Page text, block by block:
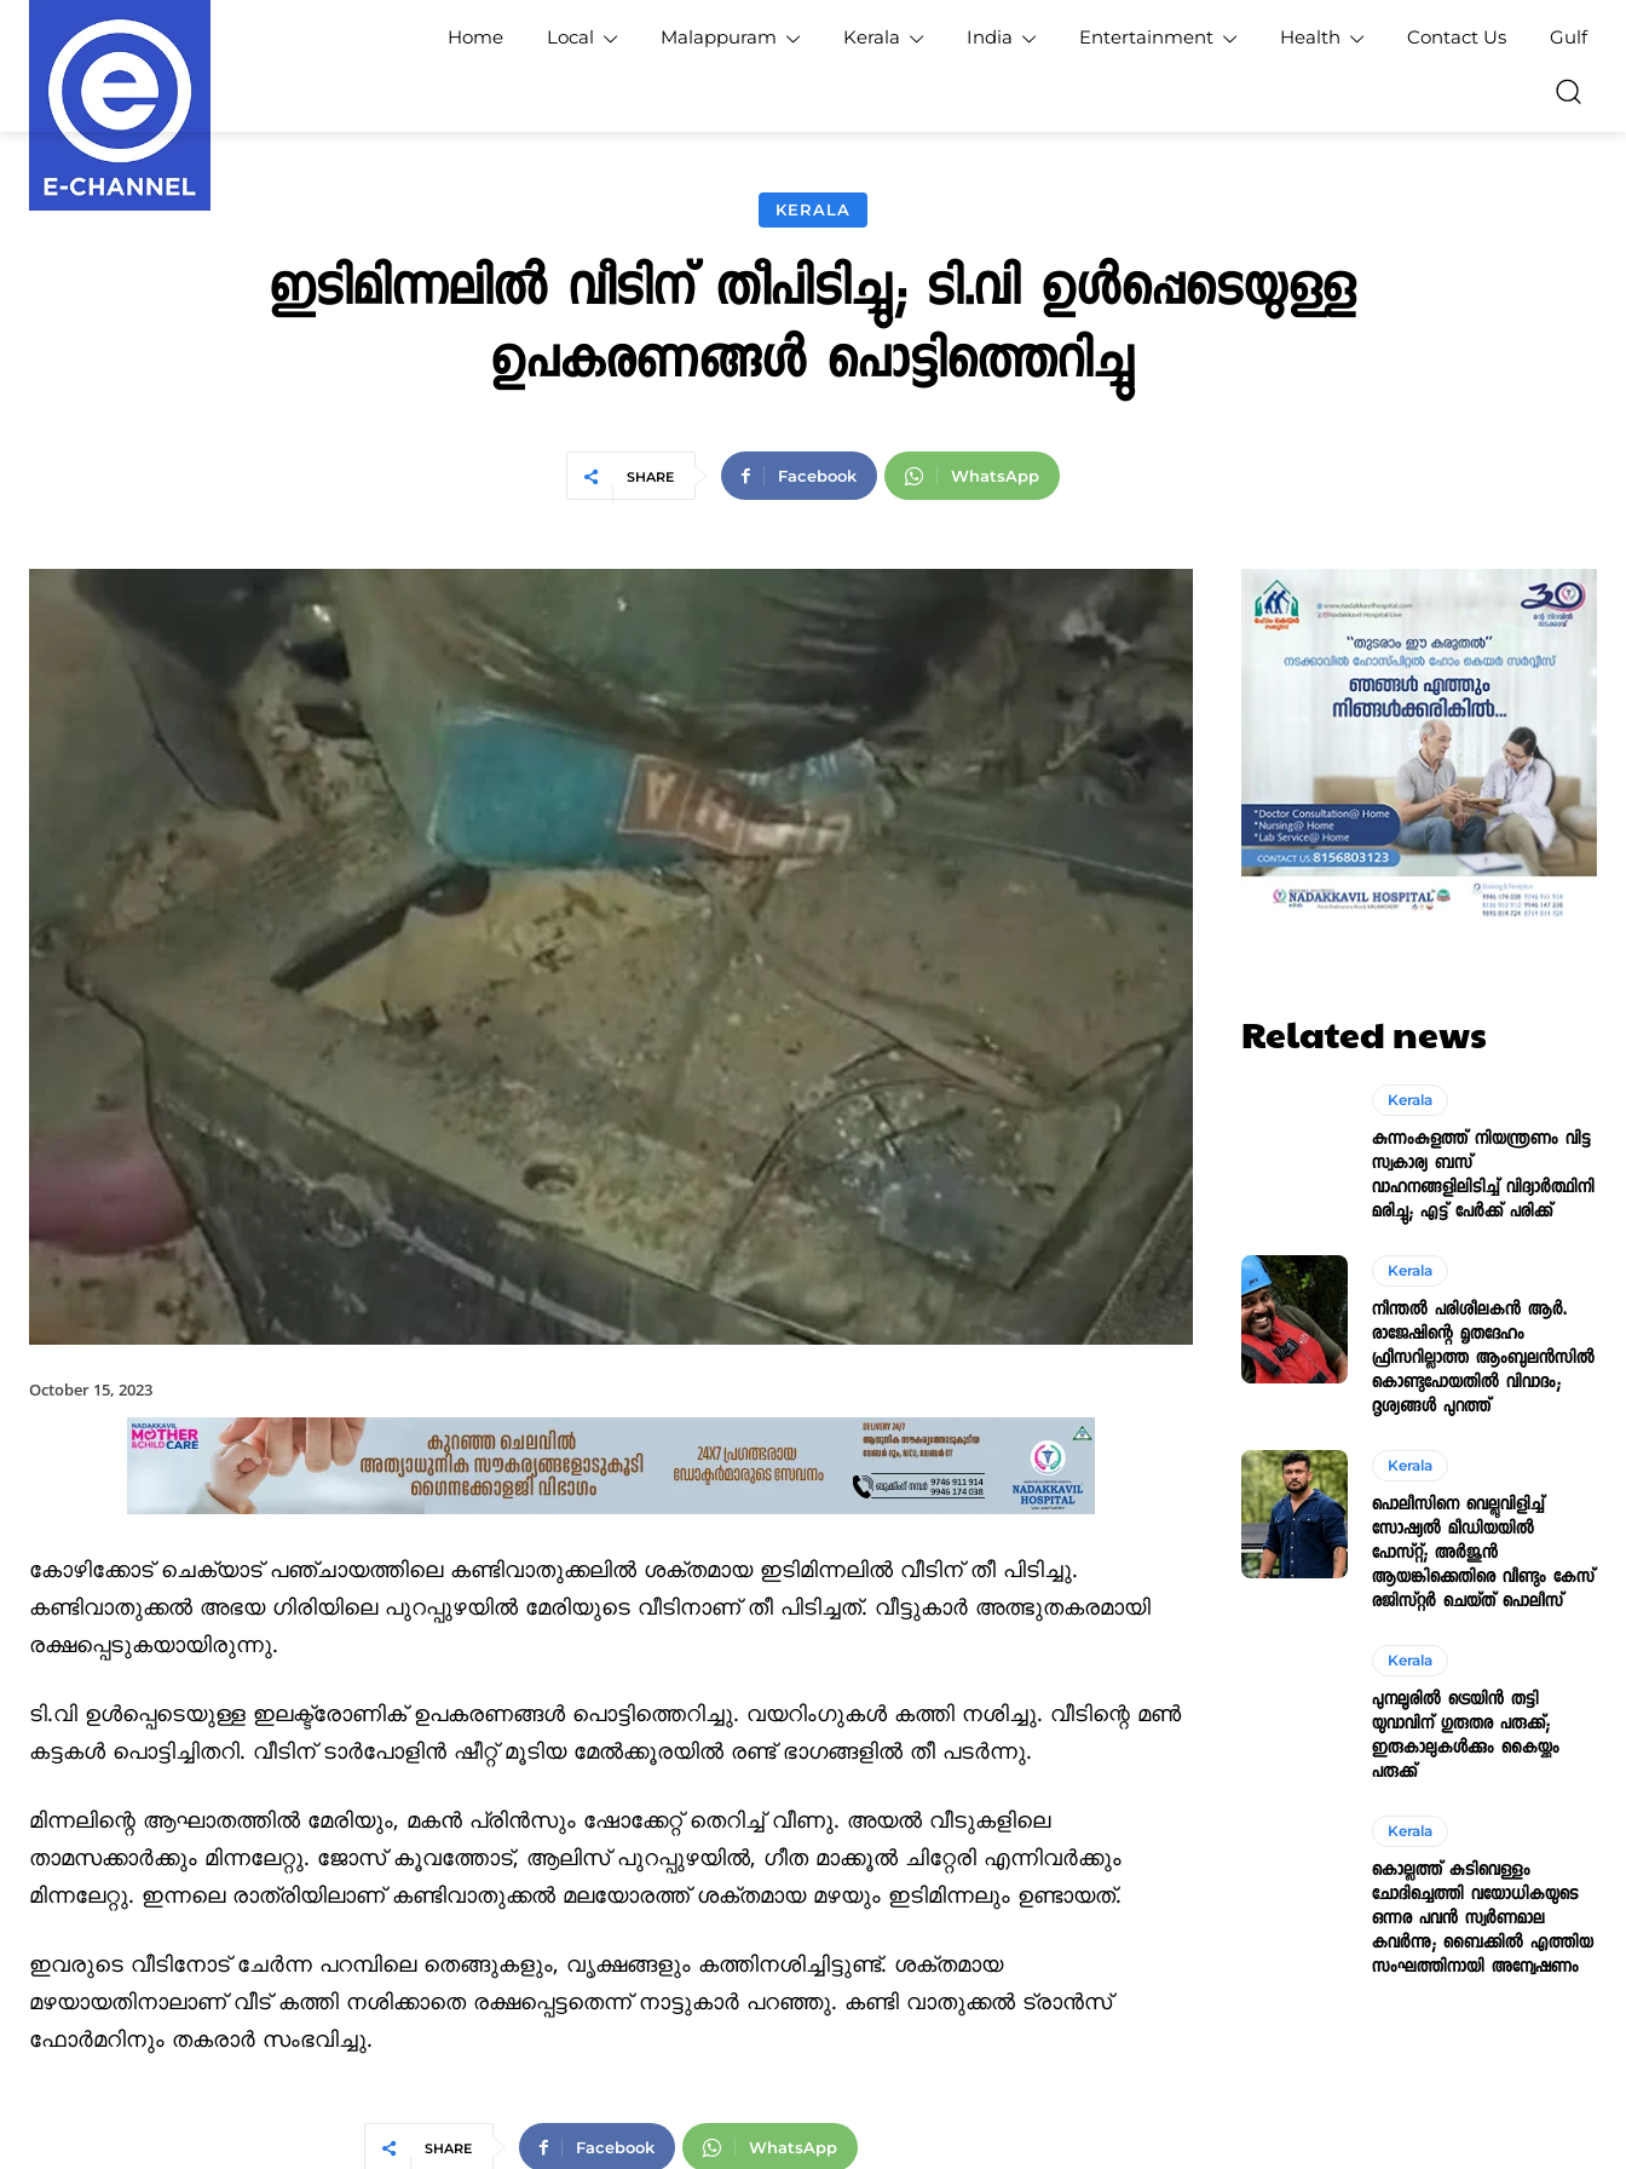
Home Local Malappuram Kerala India Entertainment Health Contact Us Gulf
KERALA
ഇടിമിന്നലില്‍ വീടിന് തീപിടിച്ചു; ടി.വി ഉള്‍പ്പെടെയുള്ള
ഉപകരണങ്ങള്‍ പൊട്ടിത്തെറിച്ചു
SHARE Facebook WhatsApp
October 15, 2023
കോഴിക്കോട് ചെക്യാട് പഞ്ചായത്തിലെ കണ്ടിവാതുക്കലില്‍ ശക്തമായ ഇടിമിന്നലില്‍ വീടിന് തീ പിടിച്ചു.
കണ്ടിവാതുക്കല്‍ അഭയ ഗിരിയിലെ പുറപ്പുഴയില്‍ മേരിയുടെ വീടിനാണ് തീ പിടിച്ചത്. വീട്ടുകാര്‍ അത്ഭുതകരമായി
രക്ഷപ്പെടുകയായിരുന്നു.
ടി.വി ഉള്‍പ്പെടെയുള്ള ഇലക്ട്രോണിക് ഉപകരണങ്ങള്‍ പൊട്ടിത്തെറിച്ചു. വയറിംഗുകള്‍ കത്തി നശിച്ചു. വീടിന്റെ മണ്‍
കട്ടകള്‍ പൊട്ടിച്ചിതറി. വീടിന് ടാര്‍പോളിന്‍ ഷീറ്റ് മൂടിയ മേല്‍ക്കൂരയില്‍ രണ്ട് ഭാഗങ്ങളില്‍ തീ പടര്‍ന്നു.
മിന്നലിന്റെ ആഘാതത്തില്‍ മേരിയും, മകന്‍ പ്രിന്‍സും ഷോക്കേറ്റ് തെറിച്ച് വീണു. അയല്‍ വീടുകളിലെ
താമസക്കാര്‍ക്കും മിന്നലേറ്റു. ജോസ് കൂവത്തോട്, ആലിസ് പുറപ്പുഴയില്‍, ഗീത മാക്കൂല്‍ ചിറ്റേരി എന്നിവര്‍ക്കും
മിന്നലേറ്റു. ഇന്നലെ രാത്രിയിലാണ് കണ്ടിവാതുക്കല്‍ മലയോരത്ത് ശക്തമായ മഴയും ഇടിമിന്നലും ഉണ്ടായത്.
ഇവരുടെ വീടിനോട് ചേര്‍ന്ന പറമ്പിലെ തെങ്ങുകളും, വൃക്ഷങ്ങളും കത്തിനശിച്ചിട്ടുണ്ട്. ശക്തമായ
മഴയായതിനാലാണ് വീട് കത്തി നശിക്കാതെ രക്ഷപ്പെട്ടതെന്ന് നാട്ടുകാര്‍ പറഞ്ഞു. കണ്ടി വാതുക്കല്‍ ട്രാന്‍സ്
ഫോര്‍മറിനും തകരാര്‍ സംഭവിച്ചു.
SHARE Facebook WhatsApp
Related news
Kerala
കുന്നംകുളത്ത് നിയന്ത്രണം വിട്ട
സ്വകാര്യ ബസ്
വാഹനങ്ങളിലിടിച്ച് വിദ്യാർത്ഥിനി
മരിച്ചു; എട്ട് പേർക്ക് പരിക്ക്
Kerala
നീന്തൽ പരിശീലകൻ ആർ.
രാജേഷിന്റെ മൃതദേഹം
ഫ്രീസറില്ലാത്ത ആംബുലൻസിൽ
കൊണ്ടുപോയതിൽ വിവാദം;
ദൃശ്യങ്ങൾ പുറത്ത്
Kerala
പൊലീസിനെ വെല്ലുവിളിച്ച്
സോഷ്യൽ മീഡിയയിൽ
പോസ്റ്റ്; അർജുൻ
ആയങ്കിക്കെതിരെ വീണ്ടും കേസ്
രജിസ്റ്റർ ചെയ്ത് പൊലീസ്
Kerala
പുനലൂരിൽ ട്രെയിൻ തട്ടി
യുവാവിന് ഗുരുതര പരുക്ക്;
ഇരുകാലുകൾക്കും കൈയ്ക്കും
പരുക്ക്
Kerala
കൊല്ലത്ത് കുടിവെള്ളം
ചോദിച്ചെത്തി വയോധികയുടെ
ഒന്നര പവൻ സ്വർണമാല
കവർന്നു; ബൈക്കിൽ എത്തിയ
സംഘത്തിനായി അന്വേഷണം